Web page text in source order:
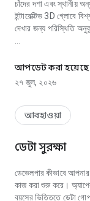
চাঁদের দশা এবং স্থানীয়
ইন্টারেক্টিভ 3D গ্লোবে
দেখার জন্য পরিস্থিতি
কোথায় নাচছে তা দেখতে
তাৎক্ষণিকভাবে দেখার
অবস্থান যোগ করতে
নির্ভুল সম্ভাবনার পূর্বাভাস
NOAA OVATION স্পেস
এবং অন্ধকারকে একত্রিত
আপডেট করা হয়েছে
২৭ জুল, ২০২৬
আবহাওয়া
ডেটা সুরক্ষা
ডেভেলপার কীভাবে
কাজ করা শুরু করে।
বয়সের ভিত্তিতে ডেটা